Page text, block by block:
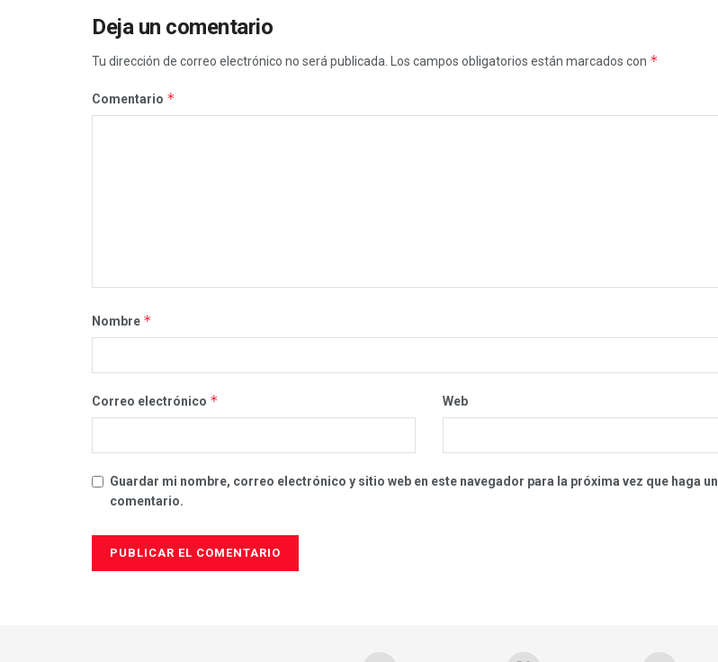
Deja un comentario
Tu dirección de correo electrónico no será publicada. Los campos obligatorios están marcados con *
Comentario *
Nombre *
Correo electrónico * Web
Guardar mi nombre, correo electrónico y sitio web en este navegador para la próxima vez que haga un
comentario.